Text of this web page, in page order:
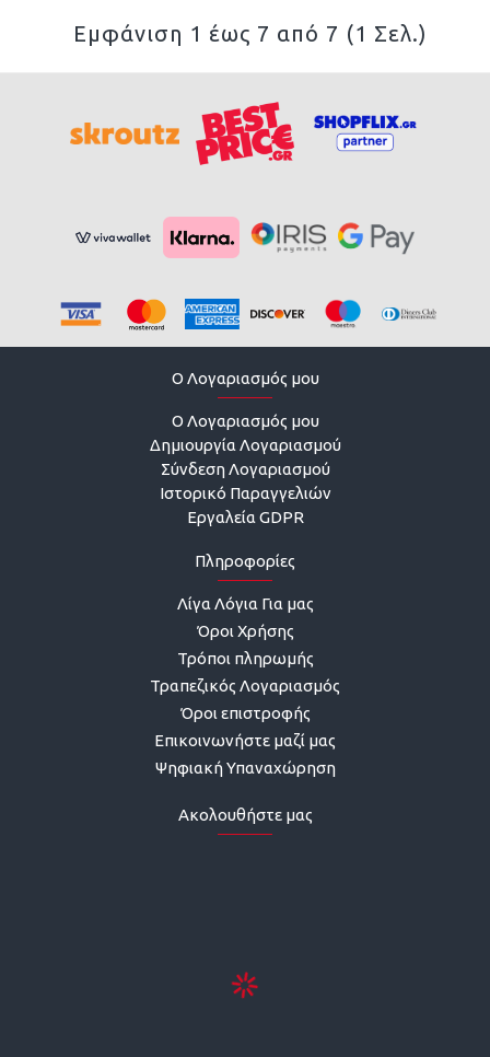
Εμφάνιση 1 έως 7 από 7 (1 Σελ.)
O Λογαριασμός μου
O Λογαριασμός μου
Δημιουργία Λογαριασμού
Σύνδεση Λογαριασμού
Ιστορικό Παραγγελιών
Εργαλεία GDPR
Πληροφορίες
Λίγα Λόγια Για μας
Όροι Χρήσης
Τρόποι πληρωμής
Τραπεζικός Λογαριασμός
Όροι επιστροφής
Επικοινωνήστε μαζί μας
Ψηφιακή Υπαναχώρηση
Ακολουθήστε μας